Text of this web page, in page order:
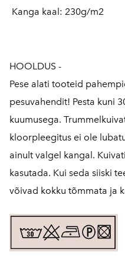
Kanga kaal: 230g/m2
HOOLDUS -
Pese alati tooteid
pesuvahendit! Pesta kuni
kuumusega.
kloorpleegitus ei ole
ainult valgel kangal.
kasutada. Kui seda siiski
võivad kokku tõmmata ja